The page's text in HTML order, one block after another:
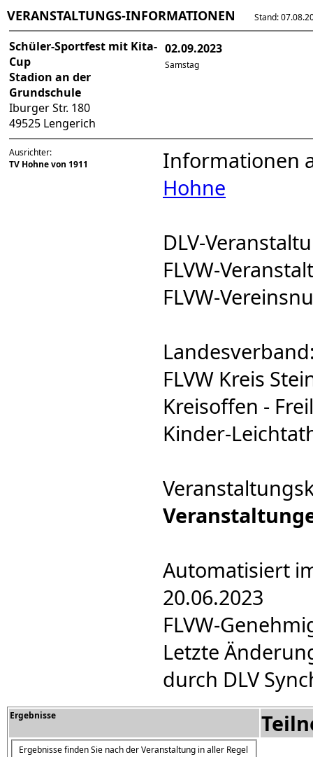
VERANSTALTUNGS-INFORMATIONEN Stand:
Schüler-Sportfest mit Kita-
Cup
Stadion an der
Grundschule
Iburger Str. 180
49525 Lengerich
02.09.2023
Samstag
Ausrichter:
TV Hohne von 1911
Informationen
Hohne
DLV-
FLVW-
FLVW-
FLVW Kreis
Kreisoffen -
Kinder-
Automatisiert
20.06.2023
FLVW-
Letzte
durch DLV
Ergebnisse
Ergebnisse finden Sie nach der Veranstaltung in aller Regel